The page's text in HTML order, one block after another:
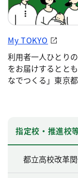
My TOKYO
利用者一人ひとり
をお届けするとと
なでつくる」東京
指定校・推進校
都立高校改革